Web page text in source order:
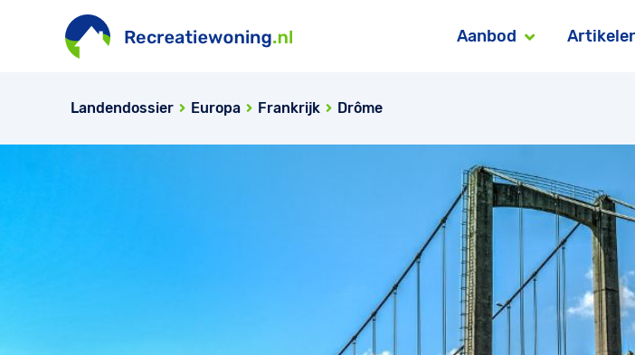
Aanbod
Landendossier Europa Frankrijk Drôme